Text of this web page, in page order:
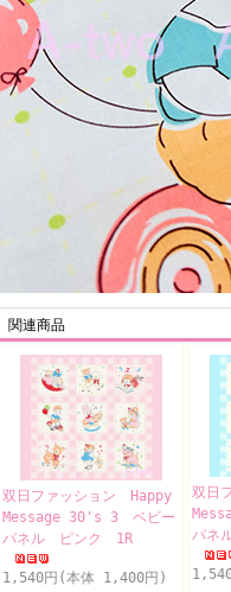
関連商品
双日ファッション Happy
Message 30's 3 ベビー
パネル ピンク 1R
1,540円(本体 1,400円)
双日
パネ